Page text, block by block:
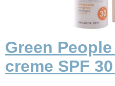
Green
creme SPF